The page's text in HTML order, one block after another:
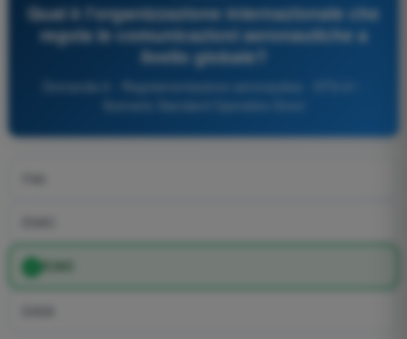
Qual è l'organizzazione internazionale che
regola le comunicazioni aeronautiche a
livello globale?
Domanda 6 - Regolamentazione aeronautica - STS-01 -
ICAO